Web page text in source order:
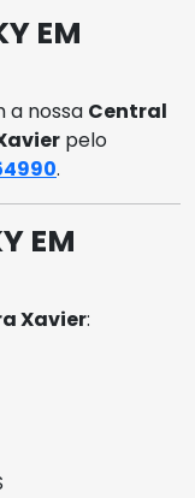
EM
a nossa Central
pelo
.
EM
Xavier: